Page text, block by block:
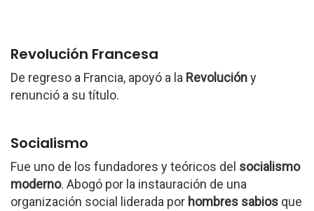
Revolución Francesa
De regreso a Francia, apoyó a la Revolucióny
renunció a su título.
Socialismo
Fue uno de los fundadores y teóricos del socialismo
moderno. Abogó por la instauración de una
organización social liderada por hombres sabios que